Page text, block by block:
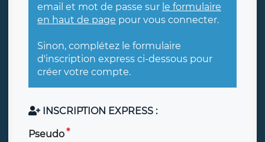
email et mot de passe sur le formulaire
en haut de page pour vous connecter.
Sinon, complétez le formulaire
d'inscription express ci-dessous pour
créer votre compte.
INSCRIPTION EXPRESS :
Pseudo